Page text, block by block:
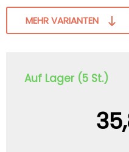
MEHR VARIANTEN
Auf Lager (5 St.)